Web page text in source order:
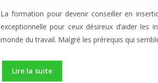
La formation pour devenir conseiller en
exceptionnelle pour ceux désireux d’aider les
monde du travail. Malgré les prérequis qui
Lire la suite